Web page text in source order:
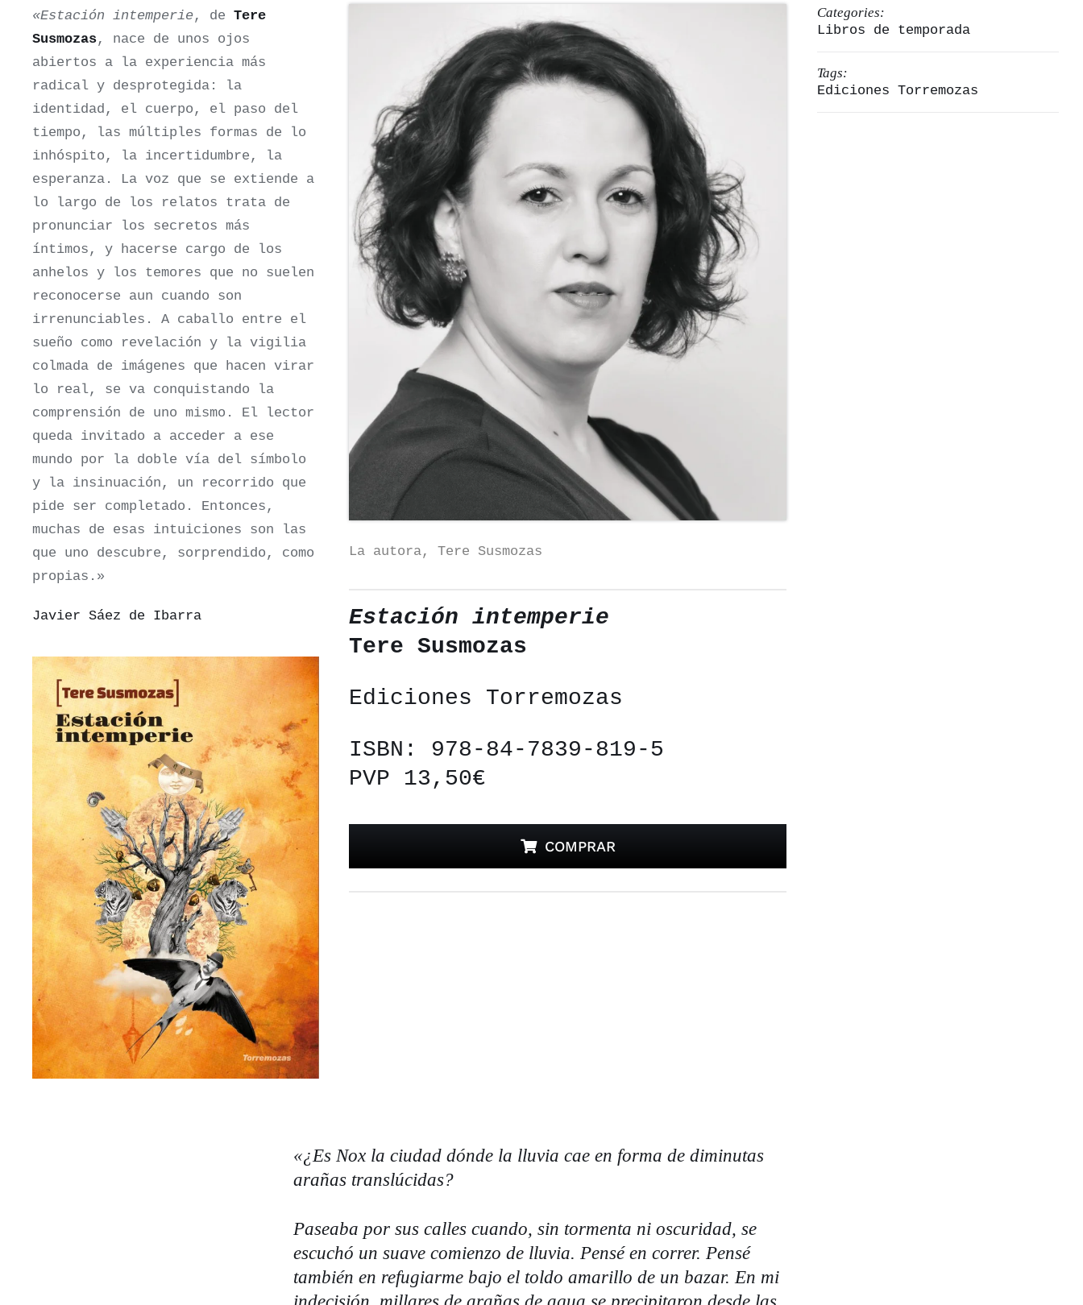
«Estación intemperie, de Tere
Susmozas, nace de unos ojos
abiertos a la experiencia más
radical y desprotegida: la
identidad, el cuerpo, el paso del
tiempo, las múltiples formas de lo
inhóspito, la incertidumbre, la
esperanza. La voz que se extiende a
lo largo de los relatos trata de
pronunciar los secretos más
íntimos, y hacerse cargo de los
anhelos y los temores que no suelen
reconocerse aun cuando son
irrenunciables. A caballo entre el
sueño como revelación y la vigilia
colmada de imágenes que hacen virar
lo real, se va conquistando la
comprensión de uno mismo. El lector
queda invitado a acceder a ese
mundo por la doble vía del símbolo
y la insinuación, un recorrido que
pide ser completado. Entonces,
muchas de esas intuiciones son las
que uno descubre, sorprendido, como
propias.»
Javier Sáez de Ibarra
La autora, Tere Susmozas
Estación intemperie
Tere Susmozas
Ediciones Torremozas
ISBN: 978-84-7839-819-5
PVP 13,50€
COMPRAR
«¿Es Nox la ciudad dónde la lluvia cae en forma de diminutas
arañas translúcidas?
Paseaba por sus calles cuando, sin tormenta ni oscuridad, se
escuchó un suave comienzo de lluvia. Pensé en correr. Pensé
también en refugiarme bajo el toldo amarillo de un bazar. En mi
Categories:
Libros de temporada
Tags:
Ediciones Torremozas